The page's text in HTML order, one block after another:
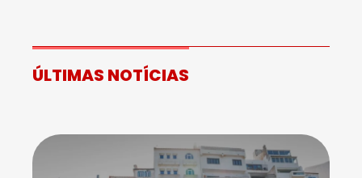
ÚLTIMAS NOTÍCIAS